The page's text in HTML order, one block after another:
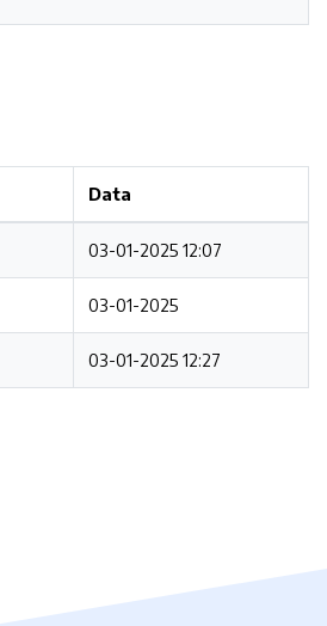
Data
03-01-2025 12:07
03-01-2025
03-01-2025 12:27